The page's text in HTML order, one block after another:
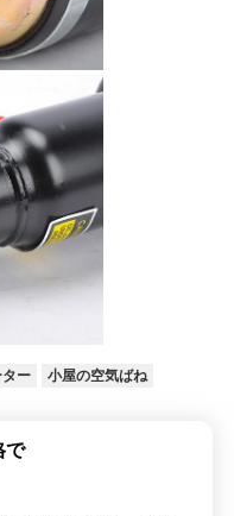
ー 小屋の空気ばね
で